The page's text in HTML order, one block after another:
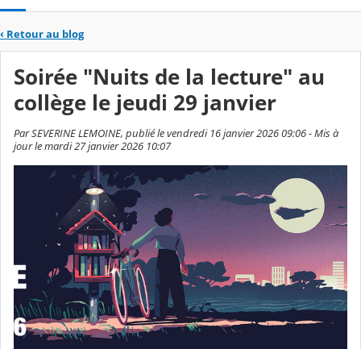
‹ Retour au blog
Soirée "Nuits de la lecture" au
collège le jeudi 29 janvier
Par SEVERINE LEMOINE, publié le vendredi 16 janvier 2026 09:06 - Mis à
jour le mardi 27 janvier 2026 10:07